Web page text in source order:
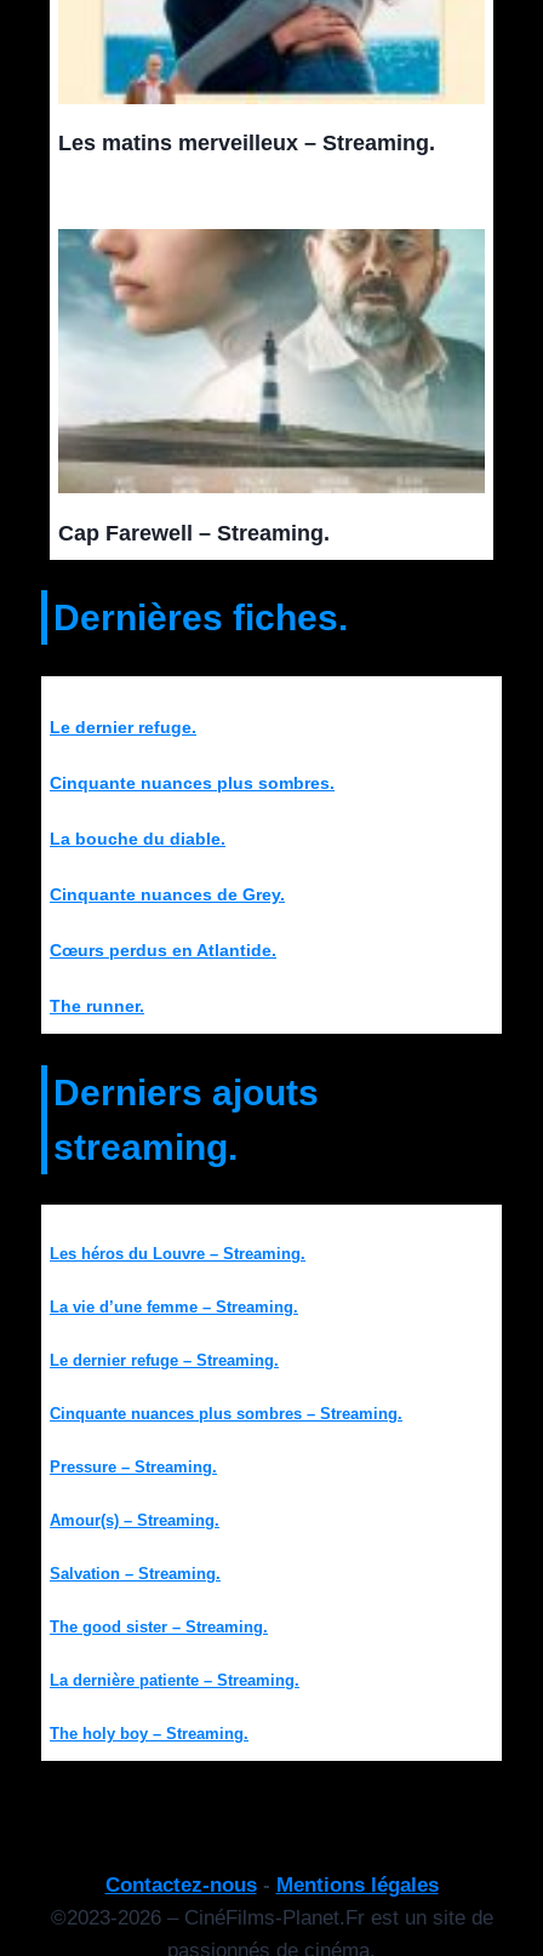
Les matins merveilleux – Streaming.
Cap Farewell – Streaming.
Dernières fiches.
Le dernier refuge.
Cinquante nuances plus sombres.
La bouche du diable.
Cinquante nuances de Grey.
Cœurs perdus en Atlantide.
The runner.
Derniers ajouts
streaming.
Les héros du Louvre – Streaming.
La vie d’une femme – Streaming.
Le dernier refuge – Streaming.
Cinquante nuances plus sombres – Streaming.
Pressure – Streaming.
Amour(s) – Streaming.
Salvation – Streaming.
The good sister – Streaming.
La dernière patiente – Streaming.
The holy boy – Streaming.
Contactez-nous- Mentions légales
©2023-2026 – CinéFilms-Planet.Fr est un site de
passionnés de cinéma.